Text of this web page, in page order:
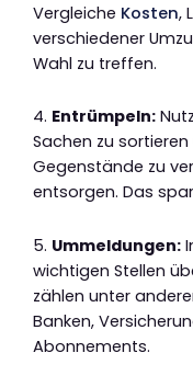
Vergleiche Kosten,
verschiedener
Wahl zu treffen.
4. Entrümpeln:
Sachen zu
Gegenstände zu
entsorgen. Das
5. Ummeldungen:
wichtigen Stellen
zählen unter
Banken,
Abonnements.